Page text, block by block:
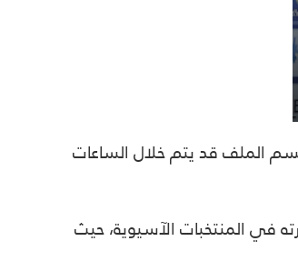
الملف قد يتم خلال الساعات
في المنتخبات الآسيوية، حيث